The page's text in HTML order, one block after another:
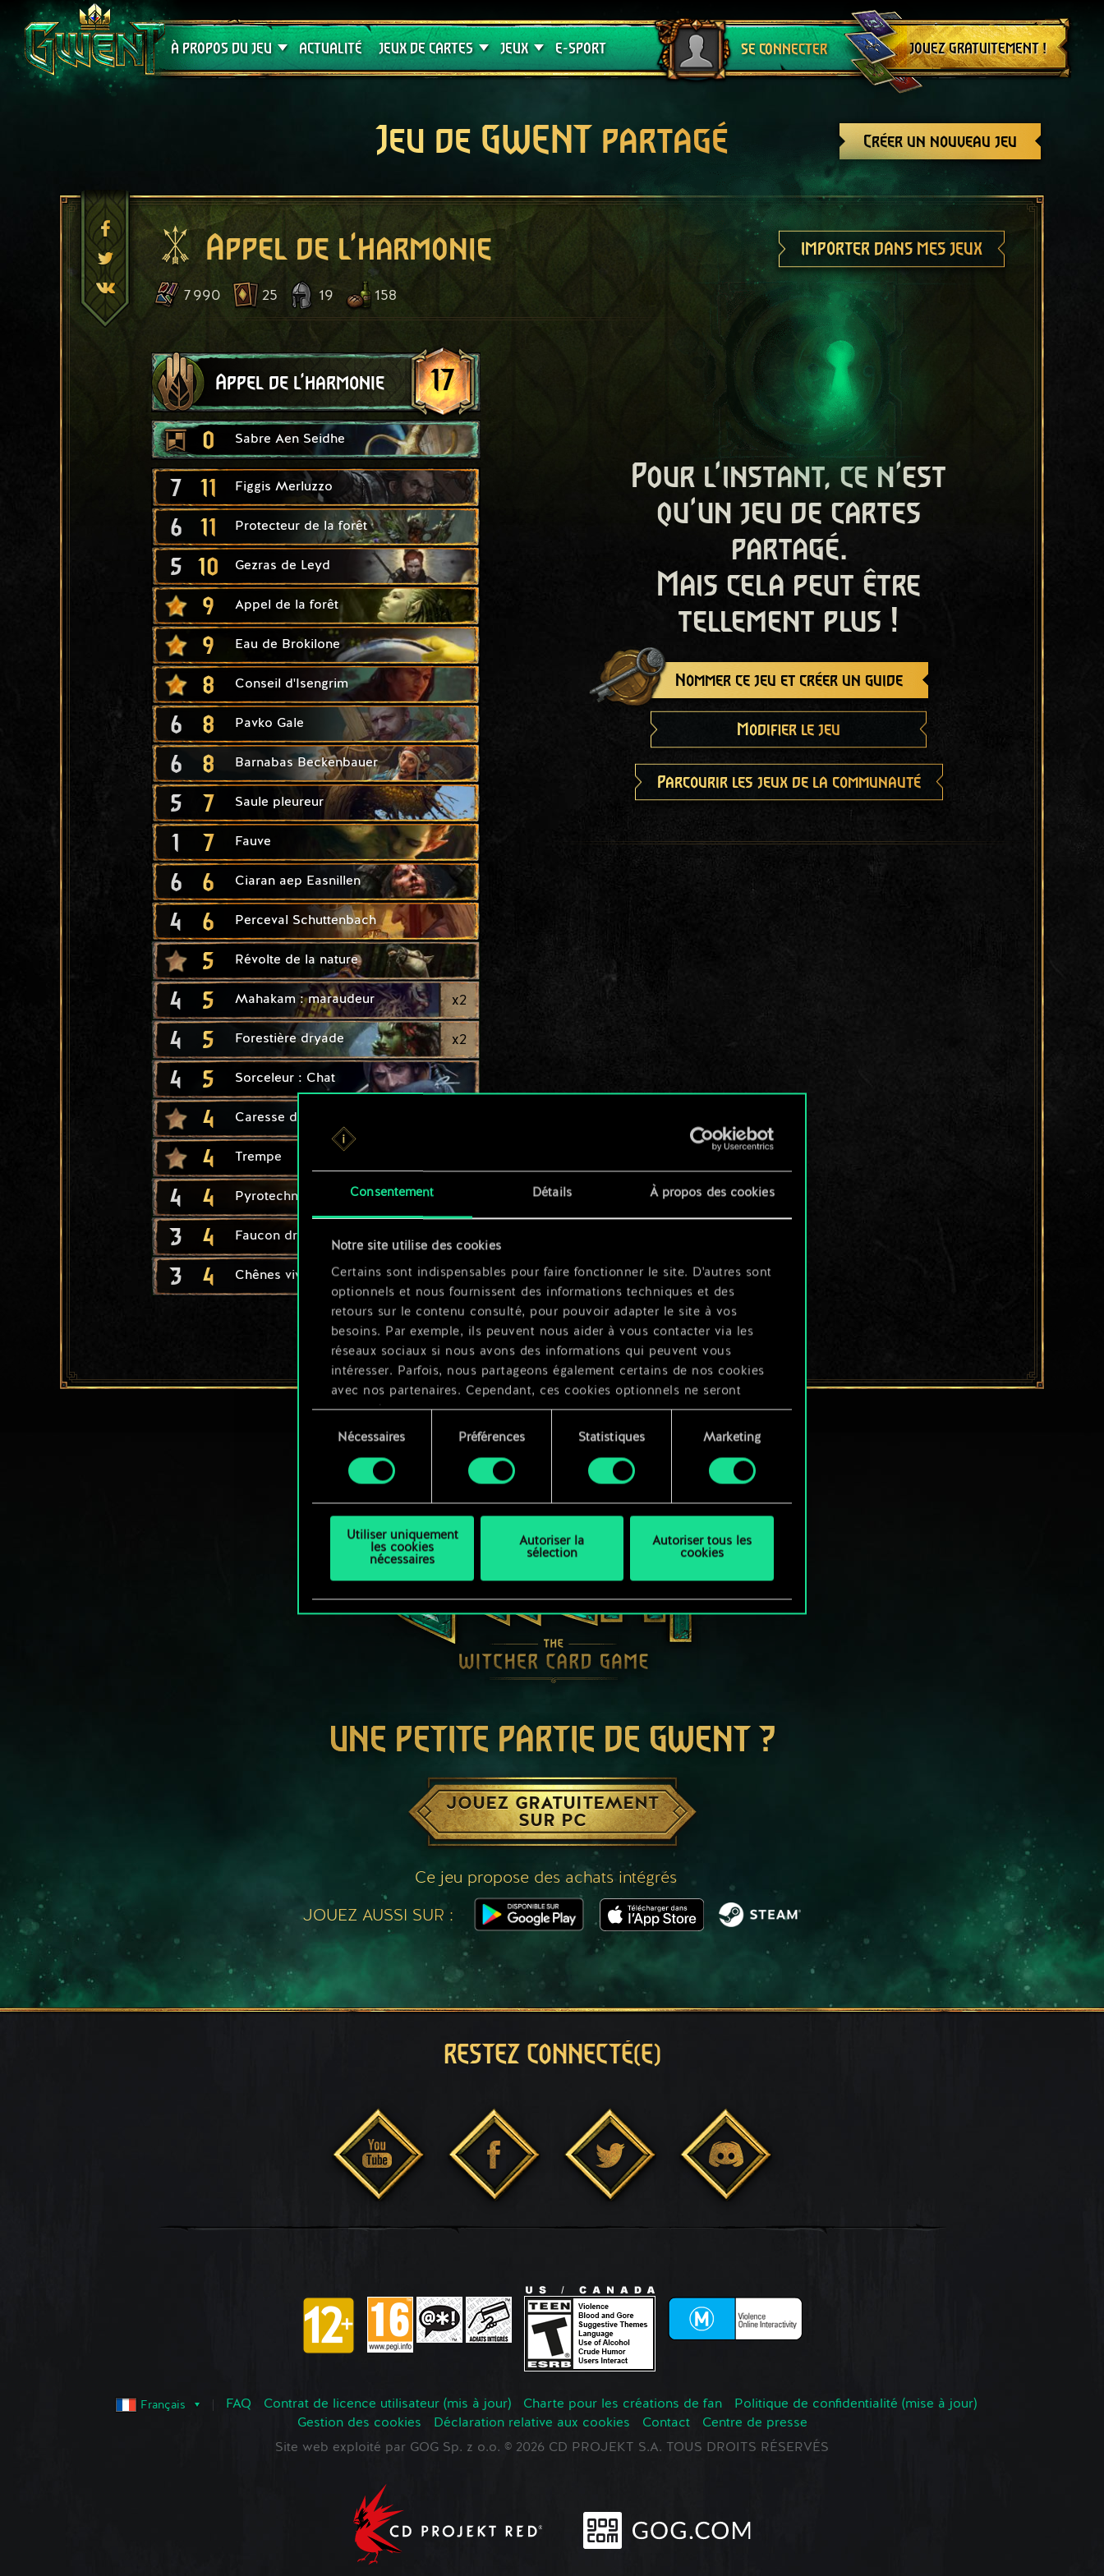
Consentement Détails À propos des cookies
Notre site utilise des cookies
Certains sont indispensables pour faire fonctionner le site. D'autres sont
optionnels et nous fournissent des informations techniques et des
retours sur le contenu consulté, pour pouvoir adapter le site à vos
besoins. Par exemple, ils peuvent nous aider à vous contacter via les
réseaux sociaux si nous avons des informations qui peuvent vous
intéresser. Parfois, nous partageons également certains de nos cookies
avec nos partenaires. Cependant, ces cookies optionnels ne seront
appliqués qu'avec votre permission.
et modifier vos préférences dans le menu "Paramètres" ci-dessous.
consentement
Nécessaires Préférences Statistiques Marketing
Utiliser uniquement
les cookies
nécessaires
Autoriser la
sélection
Autoriser tous les
cookies
À PROPOS DU JEU
Assistance
ACTUALITÉ JEUX DE CARTES
Crimson Curse
JEUX
Guides de jeux
E-SPORT SE CONNECTER
Se déconnecter
JOUEZ GRATUITEMENT !
Créer un nouveau jeu
Jeu de GWENT partagé
Appel de l'harmonie IMPORTER DANS MES JEUX
7 990 25 19 158
Appel de l'harmonie 17
0 Sabre Aen Seidhe
7 11 Figgis Merluzzo
6 11 Protecteur de la forêt
5 10 Gezras de Leyd
9 Appel de la forêt
9 Eau de Brokilone
8 Conseil d'Isengrim
6 8 Pavko Gale
6 8 Barnabas Beckenbauer
5 7 Saule pleureur
1 7 Fauve
6 6 Ciaran aep Easnillen
4 6 Perceval Schuttenbach
5 Révolte de la nature
4 5 Mahakam : maraudeur x2
4 5 Forestière dryade x2
4 5 Sorceleur : Chat
4 Caresse de dryade
4 Trempe
4 4 Pyrotechnicien
3 4 Faucon dressé
3 4 Chênes vivants
Pour l'instant, ce n'est
qu'un jeu de cartes
partagé.
Mais cela peut être
tellement plus !
Nommer ce jeu et créer un guide
Modifier le jeu
Parcourir les jeux de la communauté
UNE PETITE PARTIE DE GWENT ?
JOUEZ GRATUITEMENT
SUR PC
Ce jeu propose des achats intégrés
JOUEZ AUSSI SUR :
RESTEZ CONNECTÉ(E)
Français FAQ Contrat de licence utilisateur (mis à jour) Charte pour les créations de fan
Politique de confidentialité (mise à jour)
Gestion des cookies
Déclaration relative aux cookies Contact
Centre de presse
Site web exploité par GOG Sp. z o.o. © 2026 CD PROJEKT S.A. TOUS DROITS RÉSERVÉS